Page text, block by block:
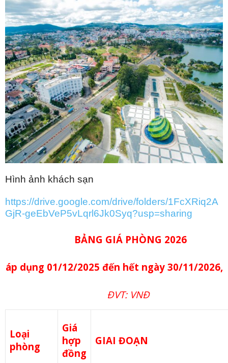
Hình ảnh khách sạn
https://drive.google.com/drive/folders/1FcXRiq2A
GjR-geEbVeP5vLqrl6Jk0Syq?usp=sharing
BẢNG GIÁ PHÒNG 2026
áp dụng 01/12/2025 đến hết ngày 30/11/2026,
ĐVT: VNĐ
Loại
phòng
Giá
hợp
đồng
GIAI ĐOẠN